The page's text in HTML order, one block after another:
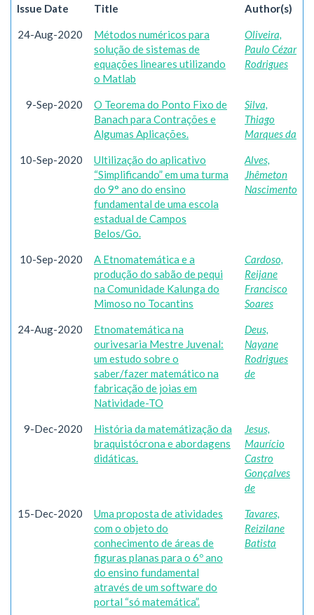
Issue Date Title Author(s)
24-Aug-2020
Métodos numéricos para
solução de sistemas de
equações lineares utilizando
o Matlab
Oliveira,
Paulo Cézar
Rodrigues
9-Sep-2020
O Teorema do Ponto Fixo de
Banach para Contrações e
Algumas Aplicações.
Silva,
Thiago
Marques da
10-Sep-2020
Ultilização do aplicativo
“Simplificando” em uma turma
do 9° ano do ensino
fundamental de uma escola
estadual de Campos
Belos/Go.
Alves,
Jhêmeton
Nascimento
10-Sep-2020
A Etnomatemática e a
produção do sabão de pequi
na Comunidade Kalunga do
Mimoso no Tocantins
Cardoso,
Reijane
Francisco
Soares
24-Aug-2020
Etnomatemática na
ourivesaria Mestre Juvenal:
um estudo sobre o
saber/fazer matemático na
fabricação de joias em
Natividade-TO
Deus,
Nayane
Rodrigues
de
9-Dec-2020
História da matemátização da
braquistócrona e abordagens
didáticas.
Jesus,
Maurício
Castro
Gonçalves
de
15-Dec-2020
Uma proposta de atividades
com o objeto do
conhecimento de áreas de
figuras planas para o 6º ano
do ensino fundamental
através de um software do
portal “só matemática”.
Tavares,
Reizilane
Batista